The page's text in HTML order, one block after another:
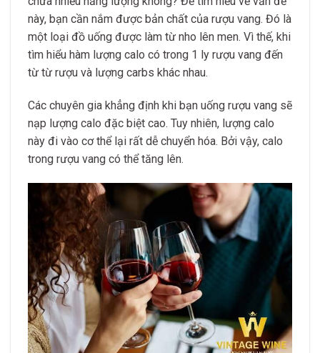
này, bạn cần nắm được bản chất của rượu vang. Đó là
một loại đồ uống được làm từ nho lên men. Vì thế, khi
tìm hiểu hàm lượng calo có trong 1 ly rượu vang đến
từ từ rượu và lượng carbs khác nhau.
Các chuyên gia khẳng định khi bạn uống rượu vang sẽ
nạp lượng calo đặc biệt cao. Tuy nhiên, lượng calo
này đi vào cơ thể lại rất dễ chuyển hóa. Bởi vậy, calo
trong rượu vang có thể tăng lên.